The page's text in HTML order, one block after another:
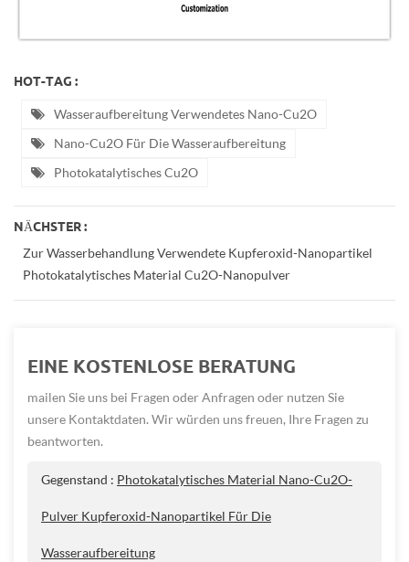
HOT-TAG :
Wasseraufbereitung Verwendetes Nano-Cu2O
Nano-Cu2O Für Die Wasseraufbereitung
Photokatalytisches Cu2O
NÄCHSTER :
Zur Wasserbehandlung Verwendete Kupferoxid-Nanopartikel
Photokatalytisches Material Cu2O-Nanopulver
EINE KOSTENLOSE BERATUNG
mailen Sie uns bei Fragen oder Anfragen oder nutzen Sie
unsere Kontaktdaten. Wir würden uns freuen, Ihre Fragen zu
beantworten.
Gegenstand : Photokatalytisches Material Nano-Cu2O-
Pulver Kupferoxid-Nanopartikel Für Die
Wasseraufbereitung